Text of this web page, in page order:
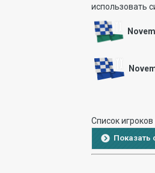
использовать
Список